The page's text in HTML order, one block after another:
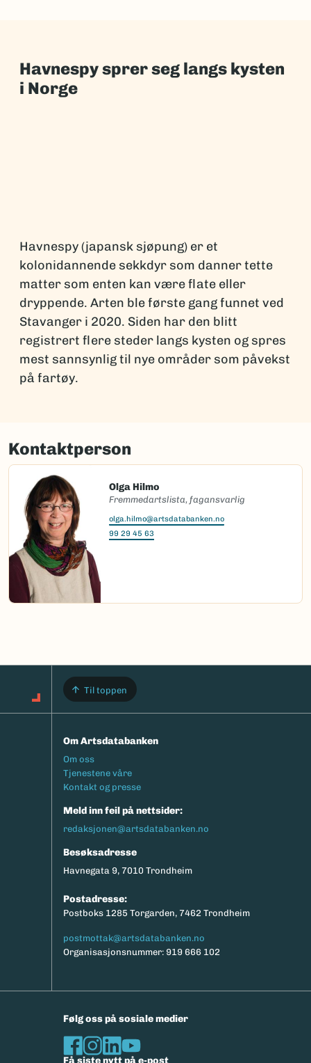
Havnespy sprer seg langs kysten
i Norge
Havnespy (japansk sjøpung) er et
kolonidannende sekkdyr som danner tette
matter som enten kan være flate eller
dryppende. Arten ble første gang funnet ved
Stavanger i 2020. Siden har den blitt
registrert flere steder langs kysten og spres
mest sannsynlig til nye områder som påvekst
på fartøy.
Kontaktperson
Olga Hilmo
Fremmedartslista, fagansvarlig
olga.hilmo@artsdatabanken.no
99 29 45 63
Til toppen
Om Artsdatabanken
Footermeny
Om oss
Tjenestene våre
Kontakt og presse
Meld inn feil på nettsider:
redaksjonen@artsdatabanken.no
Besøksadresse
Havnegata 9, 7010 Trondheim
Postadresse:
Postboks 1285 Torgarden, 7462 Trondheim
postmottak@artsdatabanken.no
Organisasjonsnummer: 919 666 102
Følg oss på sosiale medier
Få siste nytt på e-post